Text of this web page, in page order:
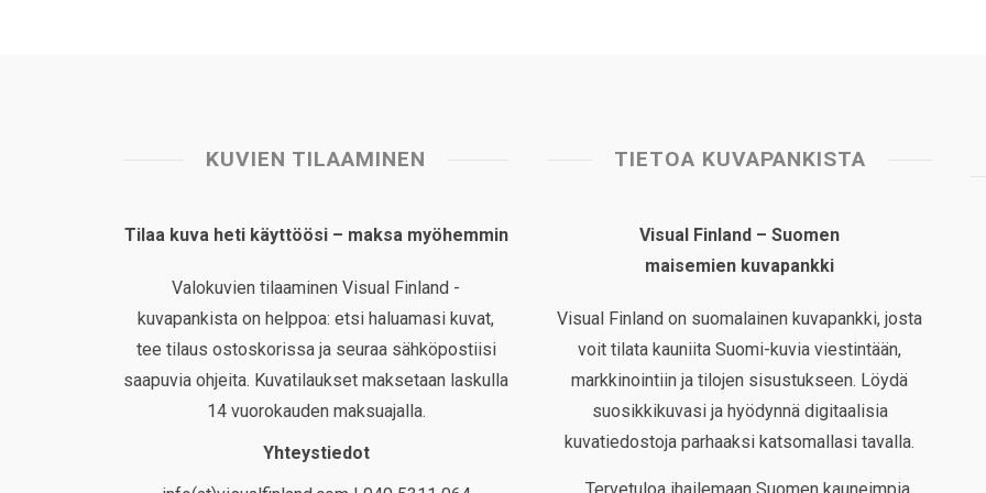
KUVIEN TILAAMINEN
Tilaa kuva heti käyttöösi – maksa myöhemmin
Valokuvien tilaaminen Visual Finland -
kuvapankista on helppoa: etsi haluamasi kuvat,
tee tilaus ostoskorissa ja seuraa sähköpostiisi
saapuvia ohjeita. Kuvatilaukset maksetaan laskulla
14 vuorokauden maksuajalla.
Yhteystiedot
TIETOA KUVAPANKISTA
Visual Finland – Suomen
maisemien kuvapankki
Visual Finland on suomalainen kuvapankki, josta
voit tilata kauniita Suomi-kuvia viestintään,
markkinointiin ja tilojen sisustukseen. Löydä
suosikkikuvasi ja hyödynnä digitaalisia
kuvatiedostoja parhaaksi katsomallasi tavalla.